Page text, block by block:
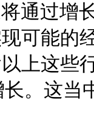
通过增
可能的
上这
长。这